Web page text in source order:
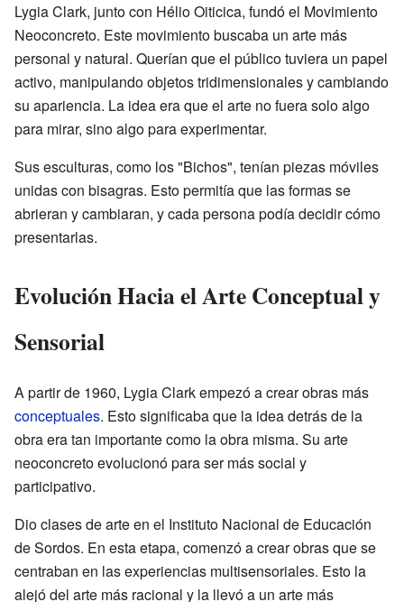
Lygia Clark, junto con Hélio Oiticica, fundó el Movimiento
Neoconcreto. Este movimiento buscaba un arte más
personal y natural. Querían que el público tuviera un papel
activo, manipulando objetos tridimensionales y cambiando
su apariencia. La idea era que el arte no fuera solo algo
para mirar, sino algo para experimentar.
Sus esculturas, como los "Bichos", tenían piezas móviles
unidas con bisagras. Esto permitía que las formas se
abrieran y cambiaran, y cada persona podía decidir cómo
presentarlas.
Evolución Hacia el Arte Conceptual y
Sensorial
A partir de 1960, Lygia Clark empezó a crear obras más
conceptuales. Esto significaba que la idea detrás de la
obra era tan importante como la obra misma. Su arte
neoconcreto evolucionó para ser más social y
participativo.
Dio clases de arte en el Instituto Nacional de Educación
de Sordos. En esta etapa, comenzó a crear obras que se
centraban en las experiencias multisensoriales. Esto la
alejó del arte más racional y la llevó a un arte más